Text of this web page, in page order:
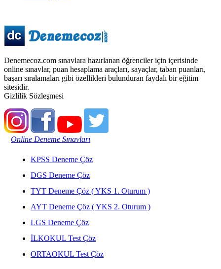
Denemecoz.com sınavlara hazırlanan öğrenciler için içerisinde
online sınavlar, puan hesaplama araçları, sayaçlar, taban puanları,
başarı sıralamaları gibi özellikleri bulunduran faydalı bir eğitim
sitesidir.
Gizlilik Sözleşmesi
Online Deneme Sınavları
KPSS Deneme Çöz
DGS Deneme Çöz
TYT Deneme Çöz ( YKS 1. Oturum )
AYT Deneme Çöz ( YKS 2. Oturum )
LGS Deneme Çöz
İLKOKUL Test Çöz
ORTAOKUL Test Çöz